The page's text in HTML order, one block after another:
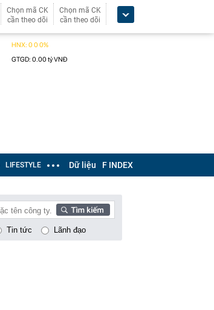
Chọn mã CK
cần theo dõi
Chọn mã CK
cần theo dõi
LIFESTYLE Dữ liệu F INDEX
Tin tức Lãnh đạo